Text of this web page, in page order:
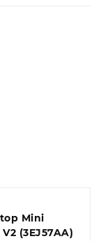
Mini
(3EJ57AA)